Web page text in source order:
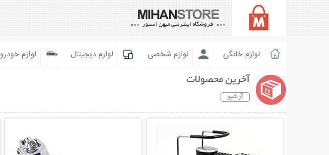
لوازم خانگی لوازم شخصی لوازم دیجیتال لوازم خودرو
آخرین محصولات
آرشیو